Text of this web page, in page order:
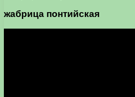
жабрица понтийская